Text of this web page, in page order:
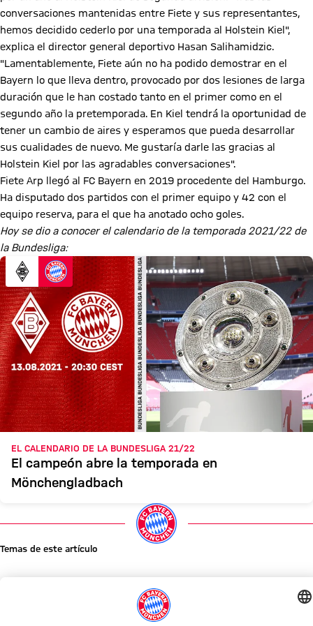
conversaciones mantenidas entre Fiete y sus representantes,
hemos decidido cederlo por una temporada al Holstein Kiel",
explica el director general deportivo Hasan Salihamidzic.
"Lamentablemente, Fiete aún no ha podido demostrar en el
Bayern lo que lleva dentro, provocado por dos lesiones de larga
duración que le han costado tanto en el primer como en el
segundo año la pretemporada. En Kiel tendrá la oportunidad de
tener un cambio de aires y esperamos que pueda desarrollar
sus cualidades de nuevo. Me gustaría darle las gracias al
Holstein Kiel por las agradables conversaciones".
Fiete Arp llegó al FC Bayern en 2019 procedente del Hamburgo.
Ha disputado dos partidos con el primer equipo y 42 con el
equipo reserva, para el que ha anotado ocho goles.
Hoy se dio a conocer el calendario de la temporada 2021/22 de
la Bundesliga:
EL CALENDARIO DE LA BUNDESLIGA 21/22
El campeón abre la temporada en
Mönchengladbach
Temas de este artículo